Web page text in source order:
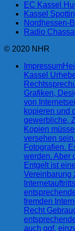
EC Kassel
Kassel
Nordhessen-
Radio
© 2020 NHR
Impressum
Kassel
Grafiken,
von
kopieren und
gewerbliche,
Kopien
versehen
Fotografien.
werden. Aber
Entgelt ist
Vereinbarung
fremden
Recht
auch ggf.